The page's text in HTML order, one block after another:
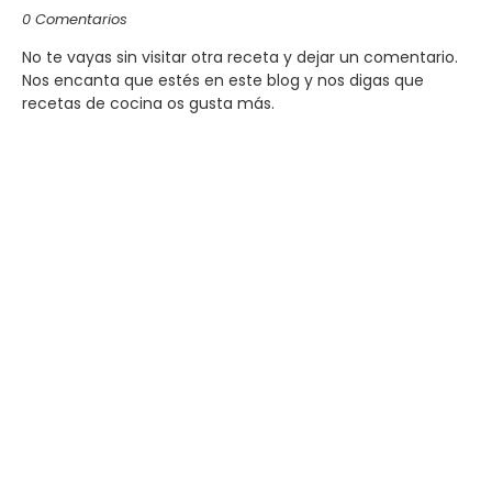
0 Comentarios
No te vayas sin visitar otra receta y dejar un comentario.
Nos encanta que estés en este blog y nos digas que
recetas de cocina os gusta más.